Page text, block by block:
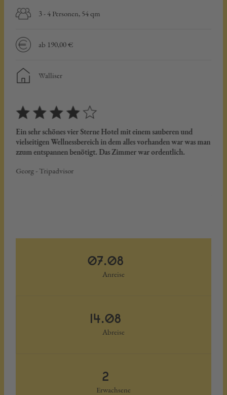
3 - 4 Personen, 54 qm
ab 190,00 €
Walliser
Ein sehr schönes vier Sterne Hotel mit einem sauberen und
vielseitigen Wellnessbereich in dem alles vorhanden war was man
zzum entspannen benötigt. Das Zimmer war ordentlich.
Georg - Tripadvisor
07.08
Anreise
14.08
Abreise
2
Erwachsene